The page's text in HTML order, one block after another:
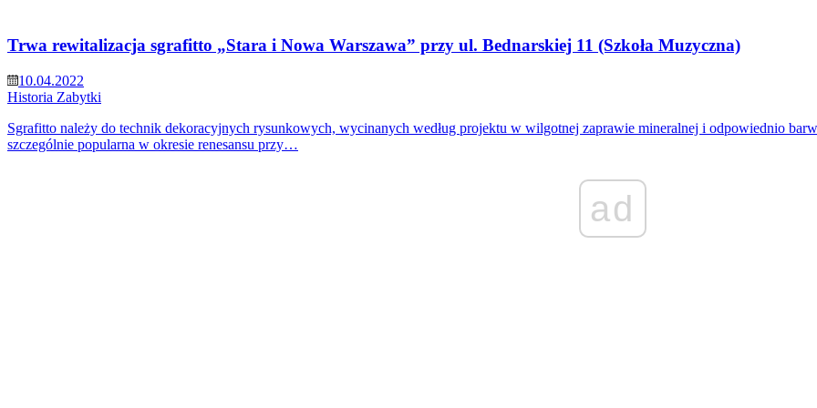
Trwa rewitalizacja sgrafitto „Stara i Nowa Warszawa” przy ul. Bednarskiej 11 (Szkoła Muzyczna)
10.04.2022
Historia Zabytki
Sgrafitto należy do technik dekoracyjnych rysunkowych, wycinanych według projektu w wilgotnej zaprawie mineralnej i odpowiednio
szczególnie popularna w okresie renesansu przy…
ad